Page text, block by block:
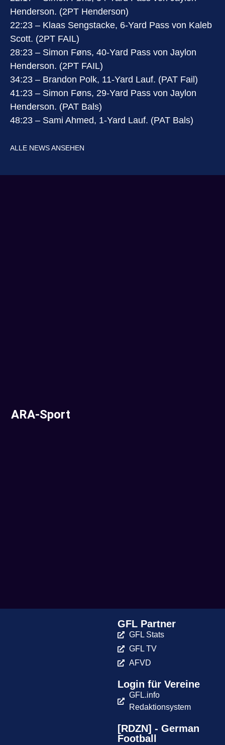
Henderson. (2PT Henderson)
22:23 – Klaas Sengstacke, 6-Yard Pass von Kaleb
Scott. (2PT FAIL)
28:23 – Simon Føns, 40-Yard Pass von Jaylon
Henderson. (2PT FAIL)
34:23 – Brandon Polk, 11-Yard Lauf. (PAT Fail)
41:23 – Simon Føns, 29-Yard Pass von Jaylon
Henderson. (PAT Bals)
48:23 – Sami Ahmed, 1-Yard Lauf. (PAT Bals)
ALLE NEWS ANSEHEN
ARA-Sport
GFL Partner
GFL Stats
GFL TV
AFVD
Login für Vereine
GFL.info
Redaktionsystem
[RDZN] - German
Football